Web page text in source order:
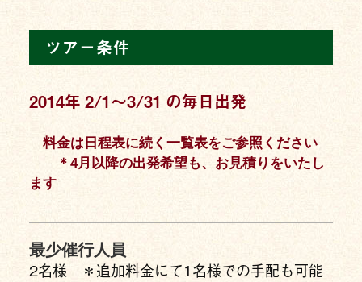
ツアー条件
2014年 2/1〜3/31 の毎日出発
料金は日程表に続く一覧表をご参照ください
＊4月以降の出発希望も、お見積りをいたし
ます
最少催行人員
2名様 ＊追加料金にて1名様での手配も可能